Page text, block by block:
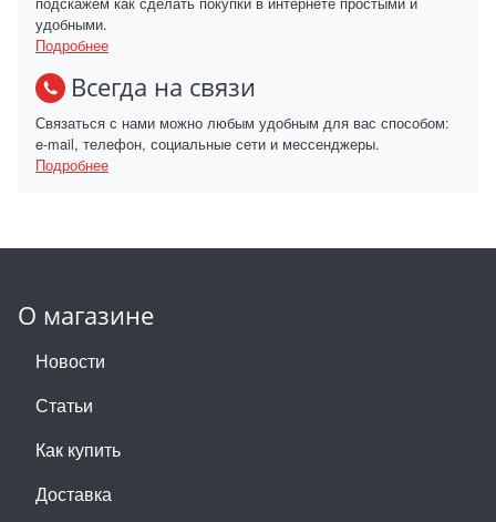
удобными.
Подробнее
Всегда на связи
Связаться с нами можно любым удобным для вас способом:
e-mail, телефон, социальные сети и мессенджеры.
Подробнее
О магазине
Новости
Статьи
Как купить
Доставка